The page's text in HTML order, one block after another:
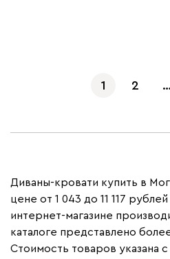
1 2 …
Диваны-кровати купить в
цене от 1 043 до 11 117
интернет-магазине
каталоге представлено
Стоимость товаров указана